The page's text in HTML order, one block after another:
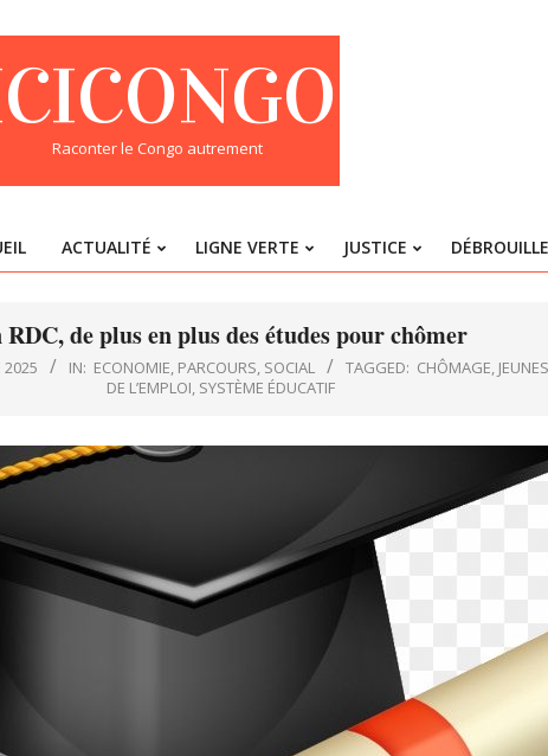
Raconter le Congo autrement
Primary
ACTUALITÉ LIGNE VERTE JUSTICE DÉBROUILLE
RDC, de plus en plus des études pour chômer
2025 IN: ECONOMIE, PARCOURS, SOCIAL TAGGED: CHÔMAGE,
DE L’EMPLOI, SYSTÈME ÉDUCATIF